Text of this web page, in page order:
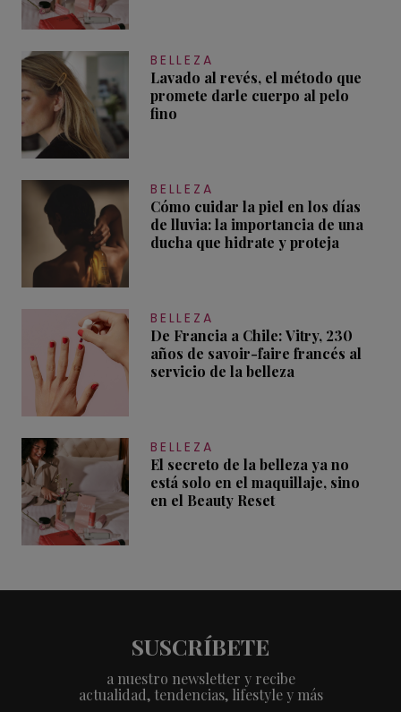
BELLEZA
Lavado al revés, el método que
promete darle cuerpo al pelo
fino
BELLEZA
Cómo cuidar la piel en los días
de lluvia: la importancia de una
ducha que hidrate y proteja
BELLEZA
De Francia a Chile: Vitry, 230
años de savoir-faire francés al
servicio de la belleza
BELLEZA
El secreto de la belleza ya no
está solo en el maquillaje, sino
en el Beauty Reset
SUSCRÍBETE
a nuestro newsletter y recibe
actualidad, tendencias, lifestyle y más